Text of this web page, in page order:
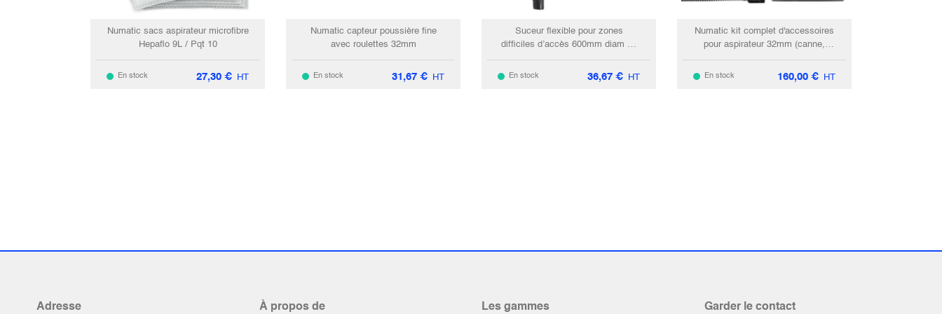
Numatic sacs aspirateur microfibre
Hepaflo 9L / Pqt 10
En stock 27,30 € HT
Numatic capteur poussière fine
avec roulettes 32mm
En stock 31,67 € HT
Suceur flexible pour zones
difficiles d’accès 600mm diam 32
pour NUPRO & HENRY
En stock 36,67 € HT
Numatic kit complet d'accessoires
pour aspirateur 32mm (canne,
flexible, capteur poussière &
embout brosse)
En stock 160,00 € HT
Adresse À propos de Les gammes Garder le contact